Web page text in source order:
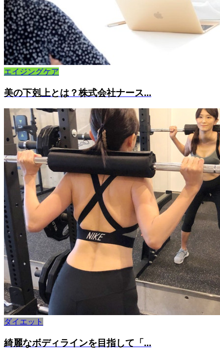
エイジングケア
美の下剋上とは？株式会社ナース...
ダイエット
綺麗なボディラインを目指して「...